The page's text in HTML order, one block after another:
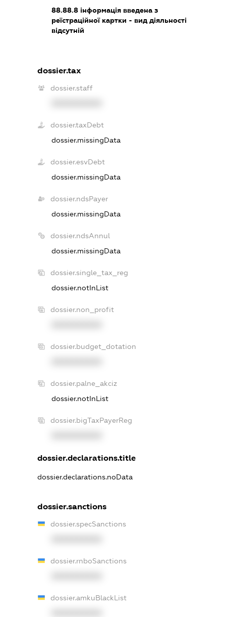
88.88.8інформація введена з
реїстраційної картки - вид діяльності
відсутній
dossier.tax
dossier.staff
dossier.taxDebt
dossier.missingData
dossier.esvDebt
dossier.missingData
dossier.ndsPayer
dossier.missingData
dossier.ndsAnnul
dossier.missingData
dossier.single_tax_reg
dossier.notInList
dossier.non_profit
dossier.budget_dotation
dossier.palne_akciz
dossier.notInList
dossier.bigTaxPayerReg
dossier.declarations.title
dossier.declarations.noData
dossier.sanctions
dossier.specSanctions
dossier.rnboSanctions
dossier.amkuBlackList